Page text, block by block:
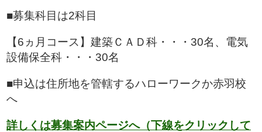
■募集科目は2科目
【6ヵ月コース】建築ＣＡＤ科・・・30名、電気
設備保全科・・・30名
■申込は住所地を管轄するハローワークか赤羽校
へ
詳しくは募集案内ページへ（下線をクリックして